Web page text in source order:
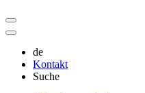
de
Kontakt
Suche